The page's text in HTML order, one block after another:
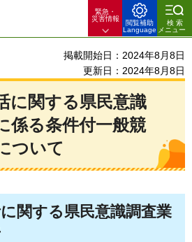
緊急・
災害情報
閲覧補助
Language
検索
メニュー
掲載開始日：2024年8月8日
更新日：2024年8月8日
に関する県民意識
係る条件付一般競
ついて
関する県民意識調査業